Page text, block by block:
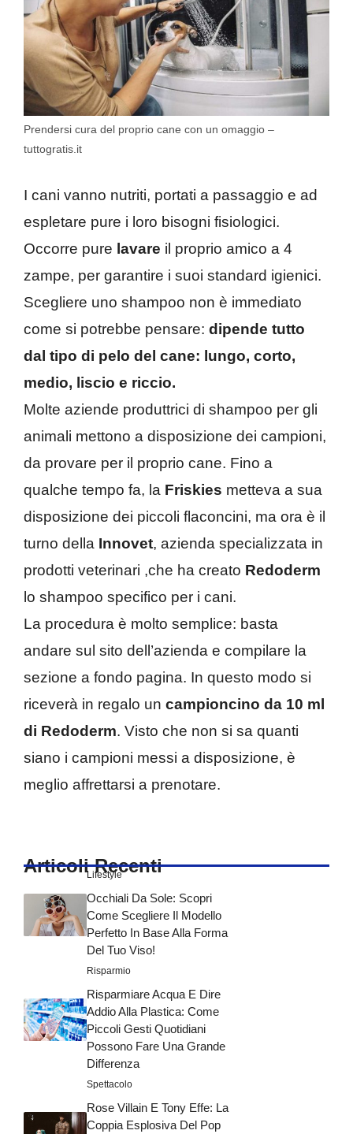
Prendersi cura del proprio cane con un omaggio –
tuttogratis.it
I cani vanno nutriti, portati a passaggio e ad
espletare pure i loro bisogni fisiologici.
Occorre pure lavare il proprio amico a 4
zampe, per garantire i suoi standard igienici.
Scegliere uno shampoo non è immediato
come si potrebbe pensare: dipende tutto
dal tipo di pelo del cane: lungo, corto,
medio, liscio e riccio.
Molte aziende produttrici di shampoo per gli
animali mettono a disposizione dei campioni,
da provare per il proprio cane. Fino a
qualche tempo fa, la Friskies metteva a sua
disposizione dei piccoli flaconcini, ma ora è il
turno della Innovet, azienda specializzata in
prodotti veterinari ,che ha creato Redoderm
lo shampoo specifico per i cani.
La procedura è molto semplice: basta
andare sul sito dell’azienda e compilare la
sezione a fondo pagina. In questo modo si
riceverà in regalo un campioncino da 10 ml
di Redoderm. Visto che non si sa quanti
siano i campioni messi a disposizione, è
meglio affrettarsi a prenotare.
Articoli Recenti
Lifestyle
Occhiali Da Sole: Scopri
Come Scegliere Il Modello
Perfetto In Base Alla Forma
Del Tuo Viso!
Risparmio
Risparmiare Acqua E Dire
Addio Alla Plastica: Come
Piccoli Gesti Quotidiani
Possono Fare Una Grande
Differenza
Spettacolo
Rose Villain E Tony Effe: La
Coppia Esplosiva Del Pop